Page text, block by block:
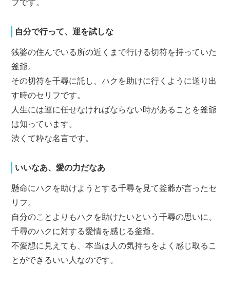
フです。
自分で行って、運を試しな
銭婆の住んでいる所の近くまで行ける切符を持っていた
釜爺。
その切符を千尋に託し、ハクを助けに行くように送り出
す時のセリフです。
人生には運に任せなければならない時があることを釜爺
は知っています。
渋くて粋な名言です。
いいなあ、愛の力だなあ
懸命にハクを助けようとする千尋を見て釜爺が言ったセ
リフ。
自分のことよりもハクを助けたいという千尋の思いに、
千尋のハクに対する愛情を感じる釜爺。
不愛想に見えても、本当は人の気持ちをよく感じ取るこ
とができるいい人なのです。